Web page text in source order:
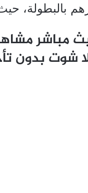
بالبطولة،
مباشر
شوت بدون